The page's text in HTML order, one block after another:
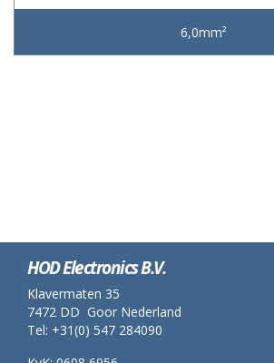
6,0mm²
HOD Electronics B.V.
Klavermaten 35
7472 DD Goor Nederland
Tel: +31(0) 547 284090